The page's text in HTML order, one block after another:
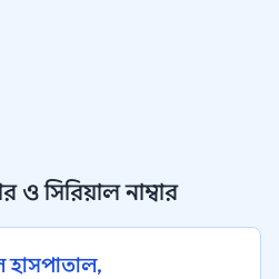
ও সিরিয়াল নাম্বার
হাসপাতাল,